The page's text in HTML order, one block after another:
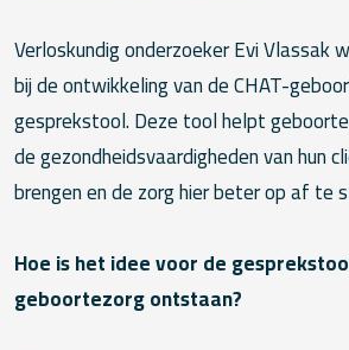
Verloskundig onderzoeker Evi Vlassak
bij de ontwikkeling van de CHAT-
gesprekstool. Deze tool helpt
de gezondheidsvaardigheden van hun
brengen en de zorg hier beter op af te
Hoe is het idee voor de
geboortezorg ontstaan?